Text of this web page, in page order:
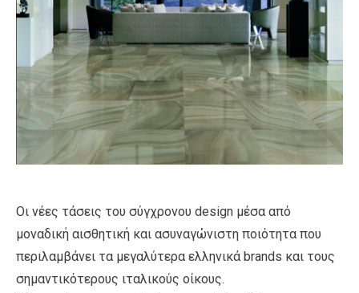
Οι νέες τάσεις του σύγχρονου design μέσα από
μοναδική αισθητική και ασυναγώνιστη ποιότητα που
περιλαμβάνει τα μεγαλύτερα ελληνικά brands και τους
σημαντικότερους ιταλικούς οίκους.